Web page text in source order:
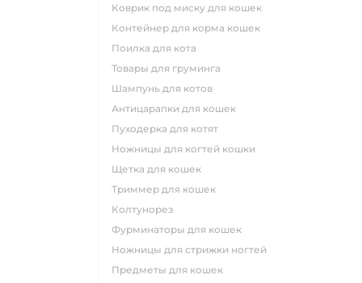
коврик под миску для кошек
контейнер для корма кошек
поилка для кота
товары для груминга
шампунь для котов
антицарапки для кошек
пуходерка для котят
ножницы для когтей кошки
щетка для кошек
триммер для кошек
колтунорез
фурминаторы для кошек
ножницы для стрижки ногтей
предметы для кошек